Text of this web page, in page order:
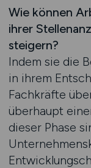
Wie können
ihrer
steigern?
Indem sie die
in ihrem
Fachkräfte
überhaupt
dieser Phase